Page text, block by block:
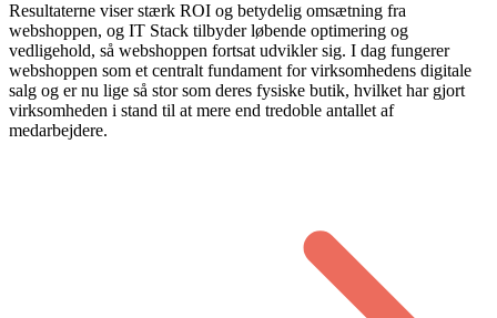
Resultaterne viser stærk ROI og betydelig omsætning fra
webshoppen, og IT Stack tilbyder løbende optimering og
vedligehold, så webshoppen fortsat udvikler sig. I dag fungerer
webshoppen som et centralt fundament for virksomhedens digitale
salg og er nu lige så stor som deres fysiske butik, hvilket har gjort
virksomheden i stand til at mere end tredoble antallet af
medarbejdere.